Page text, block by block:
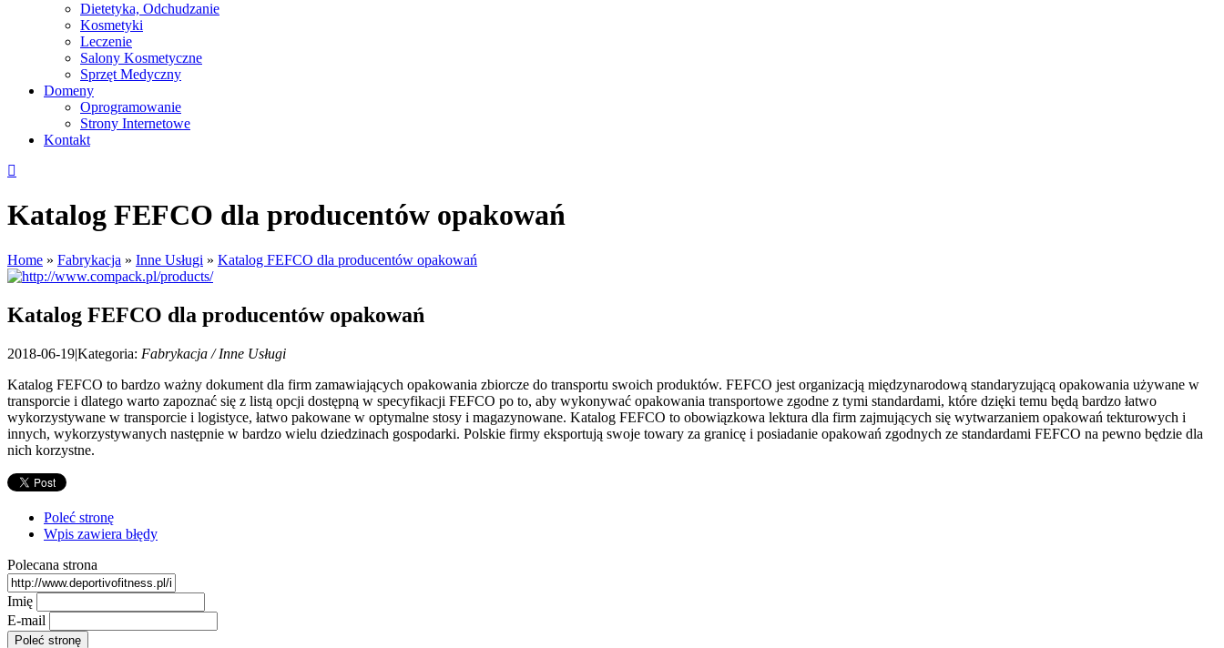
Dietetyka, Odchudzanie
Kosmetyki
Leczenie
Salony Kosmetyczne
Sprzęt Medyczny
Domeny
Oprogramowanie
Strony Internetowe
Kontakt
Katalog FEFCO dla producentów opakowań
Home » Fabrykacja » Inne Usługi » Katalog FEFCO dla producentów opakowań
Katalog FEFCO dla producentów opakowań
2018-06-19|Kategoria: Fabrykacja / Inne Usługi
Katalog FEFCO to bardzo ważny dokument dla firm zamawiających opakowania zbiorcze do transportu swoich produktów. FEFCO jest organizacją międzynarodową standaryzującą opakowania używane w
transporcie i dlatego warto zapoznać się z listą opcji dostępną w specyfikacji FEFCO po to, aby wykonywać opakowania transportowe zgodne z tymi standardami, które dzięki temu będą bardzo łatwo
wykorzystywane w transporcie i logistyce, łatwo pakowane w optymalne stosy i magazynowane. Katalog FEFCO to obowiązkowa lektura dla firm zajmujących się wytwarzaniem opakowań tekturowych i
innych, wykorzystywanych następnie w bardzo wielu dziedzinach gospodarki. Polskie firmy eksportują swoje towary za granicę i posiadanie opakowań zgodnych ze standardami FEFCO na pewno będzie dla
nich korzystne.
Poleć stronę
Wpis zawiera błędy
Polecana strona
Imię
E-mail